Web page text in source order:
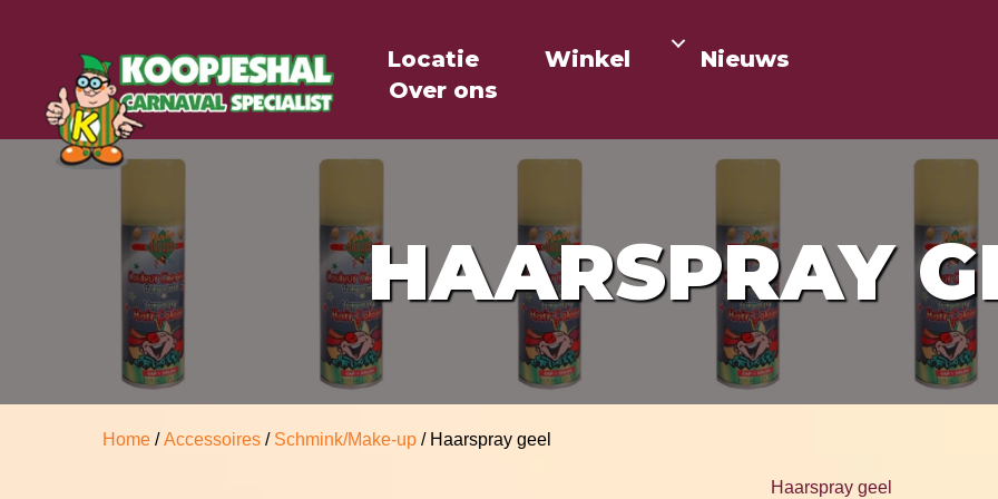
Locatie Winkel
Nieuws
Over ons
HAARSPRAY
Home /Accessoires / Schmink/Make-up / Haarspray geel
Haarspray geel